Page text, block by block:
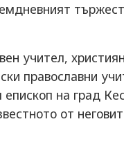
учител,
православни
на град
от